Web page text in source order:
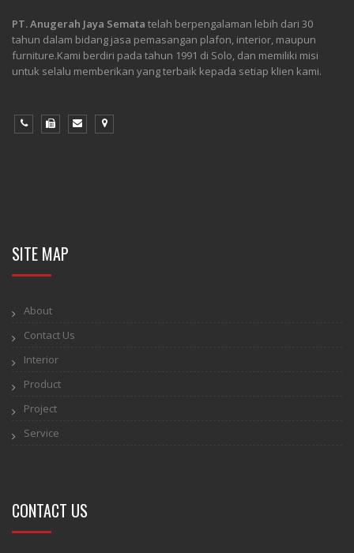
PT. Anugerah Jaya Semata telah berpengalaman lebih dari 30
tahun dalam bidang jasa pemasangan plafon, interior, maupun
furniture.Kami berdiri pada tahun 1991 di Solo, dan memiliki misi
untuk selalu memberikan yang terbaik kepada setiap klien kami.
SITE MAP
About
Contact Us
Interior
Product
Project
Service
CONTACT US